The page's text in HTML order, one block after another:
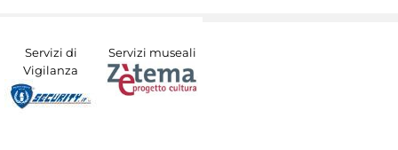
Servizi di
Vigilanza
Servizi museali